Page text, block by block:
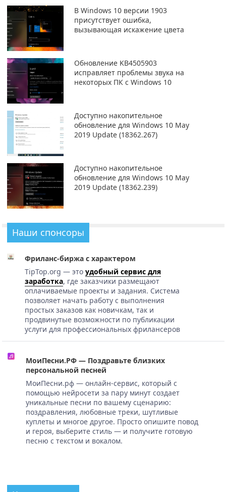
В Windows 10 версии 1903
присутствует ошибка,
вызывающая искажение цвета
Обновление KB4505903
исправляет проблемы звука на
некоторых ПК с Windows 10
Доступно накопительное
обновление для Windows 10 May
2019 Update (18362.267)
Доступно накопительное
обновление для Windows 10 May
2019 Update (18362.239)
Наши спонсоры
Фриланс-биржа с характером
TipTop.org — это удобный сервис для
заработка, где заказчики размещают
оплачиваемые проекты и задания. Система
позволяет начать работу с выполнения
простых заказов как новичкам, так и
продвинутые возможности по публикации
услуги для профессиональных фрилансеров
МоиПесни.РФ — Поздравьте близких
персональной песней
МоиПесни.рф — онлайн-сервис, который с
помощью нейросети за пару минут создает
уникальные песни по вашему сценарию:
поздравления, любовные треки, шутливые
куплеты и многое другое. Просто опишите повод
и героя, выберите стиль — и получите готовую
песню с текстом и вокалом.